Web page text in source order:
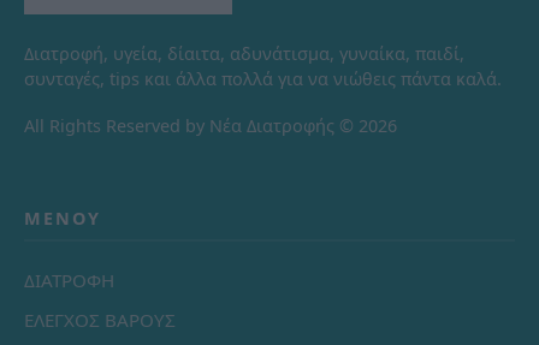
Διατροφή, υγεία, δίαιτα, αδυνάτισμα, γυναίκα, παιδί,
συνταγές, tips και άλλα πολλά για να νιώθεις πάντα καλά.
All Rights Reserved by Νέα Διατροφής © 2026
ΜΕΝΟΎ
ΔΙΑΤΡΟΦΗ
ΕΛΕΓΧΟΣ ΒΑΡΟΥΣ